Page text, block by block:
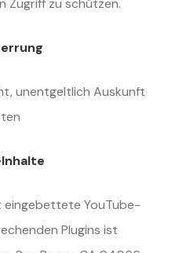
Zugriff zu schützen.
unentgeltlich Auskunft
eingebettete YouTube-
Plugins ist